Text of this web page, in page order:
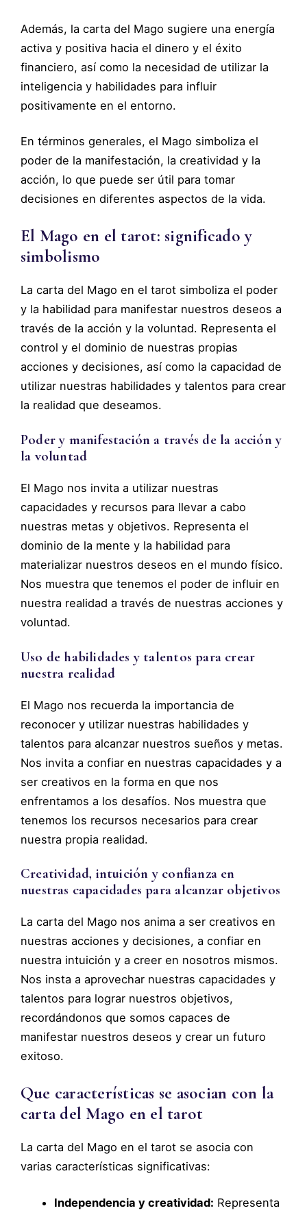
Además, la carta del Mago sugiere una energía
activa y positiva hacia el dinero y el éxito
financiero, así como la necesidad de utilizar la
inteligencia y habilidades para influir
positivamente en el entorno.
En términos generales, el Mago simboliza el
poder de la manifestación, la creatividad y la
acción, lo que puede ser útil para tomar
decisiones en diferentes aspectos de la vida.
El Mago en el tarot: significado y
simbolismo
La carta del Mago en el tarot simboliza el poder
y la habilidad para manifestar nuestros deseos a
través de la acción y la voluntad. Representa el
control y el dominio de nuestras propias
acciones y decisiones, así como la capacidad de
utilizar nuestras habilidades y talentos para crear
la realidad que deseamos.
Poder y manifestación a través de la acción y
la voluntad
El Mago nos invita a utilizar nuestras
capacidades y recursos para llevar a cabo
nuestras metas y objetivos. Representa el
dominio de la mente y la habilidad para
materializar nuestros deseos en el mundo físico.
Nos muestra que tenemos el poder de influir en
nuestra realidad a través de nuestras acciones y
voluntad.
Uso de habilidades y talentos para crear
nuestra realidad
El Mago nos recuerda la importancia de
reconocer y utilizar nuestras habilidades y
talentos para alcanzar nuestros sueños y metas.
Nos invita a confiar en nuestras capacidades y a
ser creativos en la forma en que nos
enfrentamos a los desafíos. Nos muestra que
tenemos los recursos necesarios para crear
nuestra propia realidad.
Creatividad, intuición y confianza en
nuestras capacidades para alcanzar objetivos
La carta del Mago nos anima a ser creativos en
nuestras acciones y decisiones, a confiar en
nuestra intuición y a creer en nosotros mismos.
Nos insta a aprovechar nuestras capacidades y
talentos para lograr nuestros objetivos,
recordándonos que somos capaces de
manifestar nuestros deseos y crear un futuro
exitoso.
Que características se asocian con la
carta del Mago en el tarot
La carta del Mago en el tarot se asocia con
varias características significativas:
Independencia y creatividad: Representa